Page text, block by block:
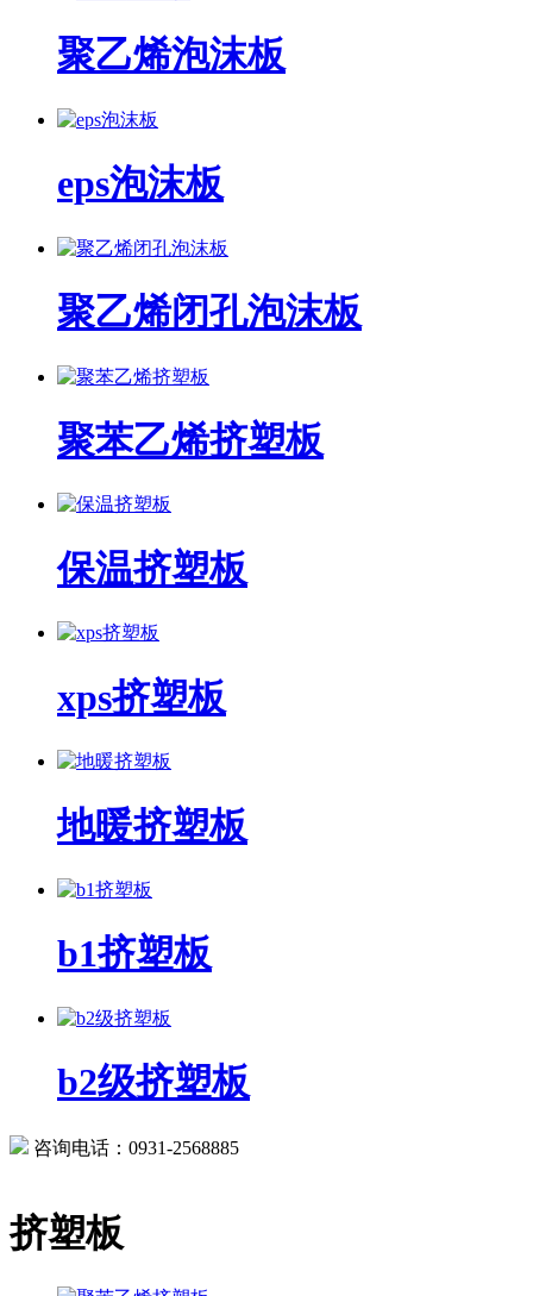
聚乙烯泡沫板
eps泡沫板
聚乙烯闭孔泡沫板
聚苯乙烯挤塑板
保温挤塑板
xps挤塑板
地暖挤塑板
b1挤塑板
b2级挤塑板
咨询电话：0931-2568885
挤塑板